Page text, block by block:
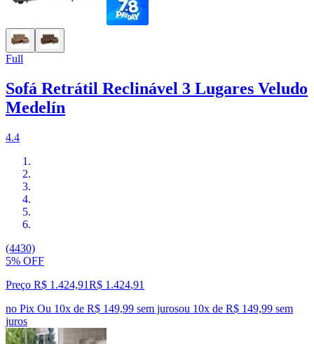
Full
Sofá Retrátil Reclinável 3 Lugares Veludo
Medelín
4.4
(4430)
5% OFF
Preço R$ 1.424,91R$ 1.424,91
no Pix Ou 10x de R$ 149,99 sem jurosou 10x de R$ 149,99 sem
juros